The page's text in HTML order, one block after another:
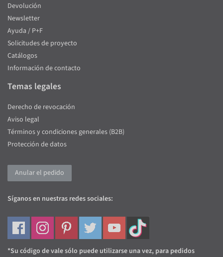
Devolución
Newsletter
Ayuda / P+F
Solicitudes de proyecto
Catálogos
Información de contacto
Temas legales
Derecho de revocación
Aviso legal
Términos y condiciones generales (B2B)
Protección de datos
Anular el pedido
Síganos en nuestras redes sociales:
*Su código de vale sólo puede utilizarse una vez, para pedidos